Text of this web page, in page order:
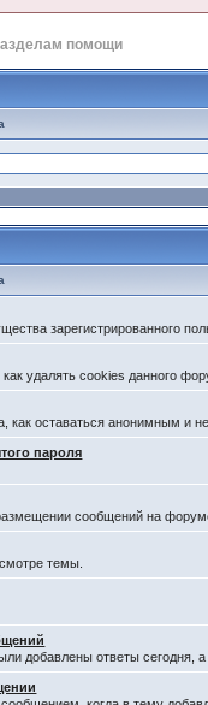
помощи
зарегистрированного
удалять cookies данного
как оставаться анонимным и
пароля
сообщений на
темы.
добавлены ответы сегодня,